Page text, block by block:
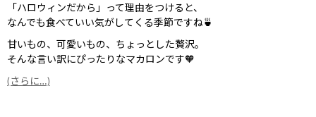
「ハロウィンだから」って理由をつけると、
なんでも食べていい気がしてくる季節ですね🍵
甘いもの、可愛いもの、ちょっとした贅沢。
そんな言い訳にぴったりなマカロンです🧡
(さらに…)